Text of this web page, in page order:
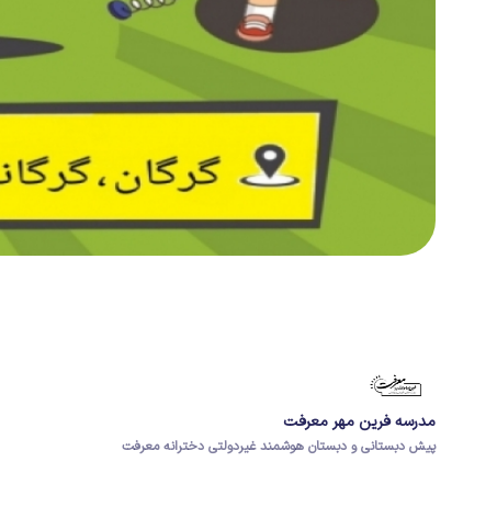
مدرسه فرین مهر معرفت
پیش دبستانی و دبستان هوشمند غیردولتی دخترانه معرفت